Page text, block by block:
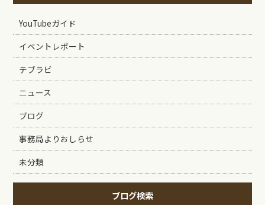
YouTubeガイド
イベントレポート
テブラビ
ニュース
ブログ
事務局よりおしらせ
未分類
ブログ検索